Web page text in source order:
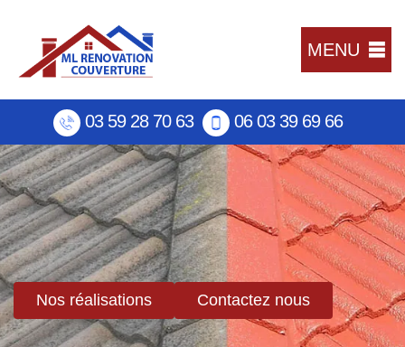
MENU
03 59 28 70 63 06 03 39 69 66
Nos réalisations Contactez nous